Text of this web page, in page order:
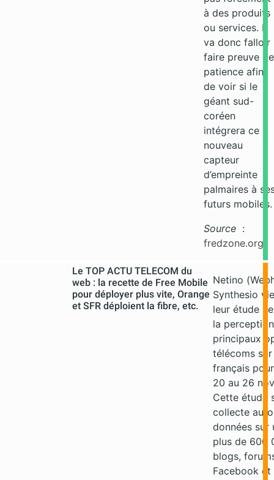
à des produits
ou services. Il
va donc falloir
faire preuve de
patience afin
de voir si le
géant sud-
coréen
intégrera ce
nouveau
capteur
d’empreinte
palmaires à
futurs mobiles.
Source :
fredzone.org
Le TOP ACTU TELECOM du
web : la recette de Free Mobile
pour déployer plus vite, Orange
et SFR déploient la fibre, etc.
Netino
Synthesio
leur étude
la
principaux
télécoms
français
20 au 26
Cette étude
collecte
données sur
plus de 600
blogs,
Facebook et